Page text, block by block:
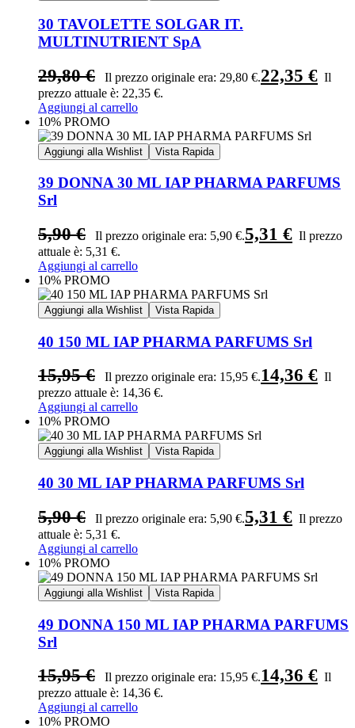
30 TAVOLETTE SOLGAR IT.
MULTINUTRIENT SpA
29,80€ Il prezzo originale era: 29,80 €.22,35 € Il
prezzo attuale è: 22,35 €.
Aggiungi al carrello
10% PROMO
Aggiungi alla Wishlist Vista Rapida
39 DONNA 30 ML IAP PHARMA PARFUMS
Srl
5,90€ Il prezzo originale era: 5,90 €.5,31 € Il prezzo
attuale è: 5,31 €.
Aggiungi al carrello
10% PROMO
Aggiungi alla Wishlist Vista Rapida
40 150 ML IAP PHARMA PARFUMS Srl
15,95€ Il prezzo originale era: 15,95 €.14,36 € Il
prezzo attuale è: 14,36 €.
Aggiungi al carrello
10% PROMO
Aggiungi alla Wishlist Vista Rapida
40 30 ML IAP PHARMA PARFUMS Srl
5,90€ Il prezzo originale era: 5,90 €.5,31 € Il prezzo
attuale è: 5,31 €.
Aggiungi al carrello
10% PROMO
Aggiungi alla Wishlist Vista Rapida
49 DONNA 150 ML IAP PHARMA PARFUMS
Srl
15,95€ Il prezzo originale era: 15,95 €.14,36 € Il
prezzo attuale è: 14,36 €.
Aggiungi al carrello
10% PROMO